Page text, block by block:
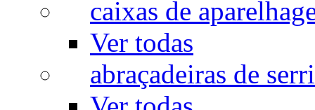
caixas de
Ver todas
abraçadeiras de